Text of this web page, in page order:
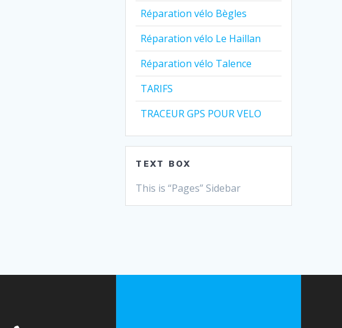
Réparation vélo Bègles
Réparation vélo Le Haillan
Réparation vélo Talence
TARIFS
TRACEUR GPS POUR VELO
TEXT BOX
This is “Pages” Sidebar